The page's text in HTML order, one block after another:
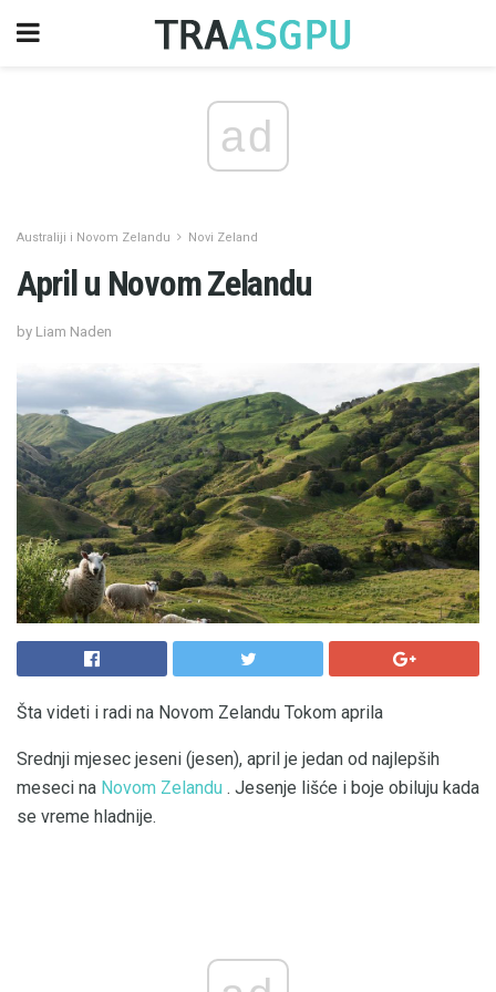
ad
Australiji i Novom Zelandu Novi Zeland
April u Novom Zelandu
by Liam Naden
Šta videti i radi na Novom Zelandu Tokom aprila
Srednji mjesec jeseni (jesen), april je jedan od najlepših
meseci na Novom Zelandu . Jesenje lišće i boje obiluju kada
se vreme hladnije.